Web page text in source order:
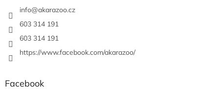
info@akarazoo.cz
603 314 191
603 314 191
https://www.facebook.com/akarazoo/
Facebook